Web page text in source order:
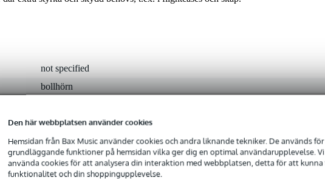
Den här webbplatsen använder cookies
Hemsidan från Bax Music använder cookies och andra liknande tekniker. De används
grundläggande funktioner på hemsidan vilka ger dig en optimal användarupplevelse.
använda cookies för att analysera din interaktion med webbplatsen, detta för att
funktionalitet och din shoppingupplevelse.
not specified
bollhörn
ja
3
stål
svart